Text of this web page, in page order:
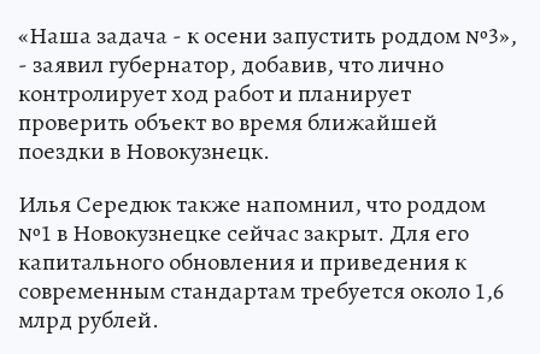
«Наша задача - к осени запустить роддом №3»,
- заявил губернатор, добавив, что лично
контролирует ход работ и планирует
проверить объект во время ближайшей
поездки в Новокузнецк.
Илья Середюк также напомнил, что роддом
№1 в Новокузнецке сейчас закрыт. Для его
капитального обновления и приведения к
современным стандартам требуется около 1,6
млрд рублей.